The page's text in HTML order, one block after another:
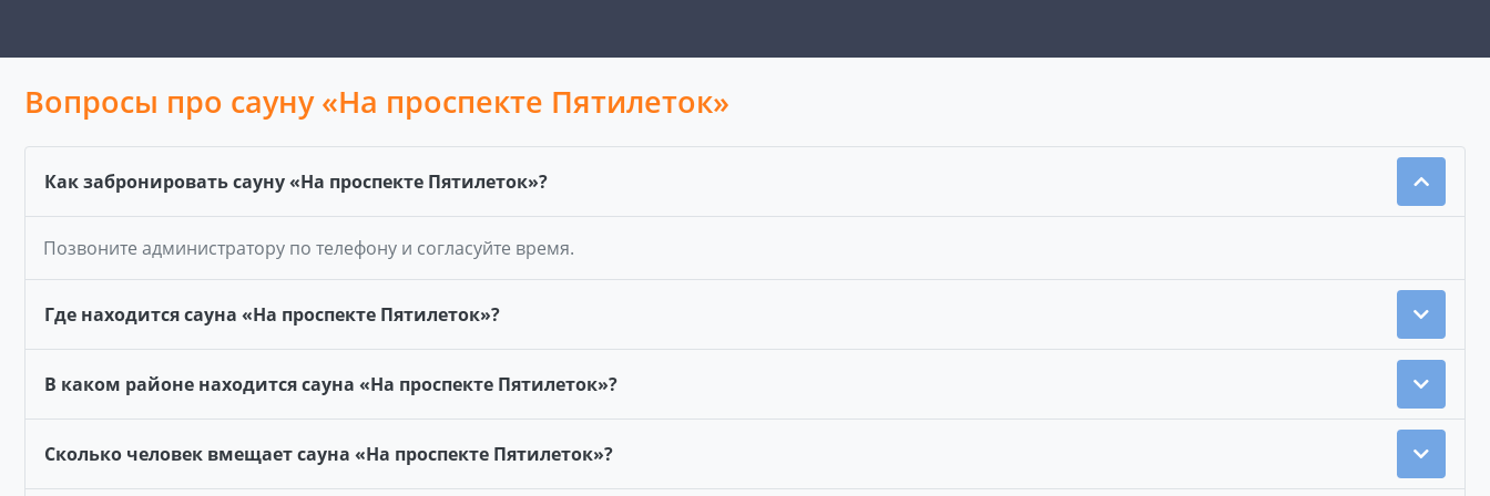
Вопросы про сауну «На проспекте Пятилеток»
Как забронировать сауну «На проспекте Пятилеток»?
Позвоните администратору по телефону и согласуйте время.
Где находится сауна «На проспекте Пятилеток»?
В каком районе находится сауна «На проспекте Пятилеток»?
Сколько человек вмещает сауна «На проспекте Пятилеток»?